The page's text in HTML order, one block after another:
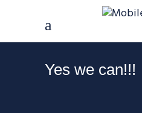
Yes we can!!!